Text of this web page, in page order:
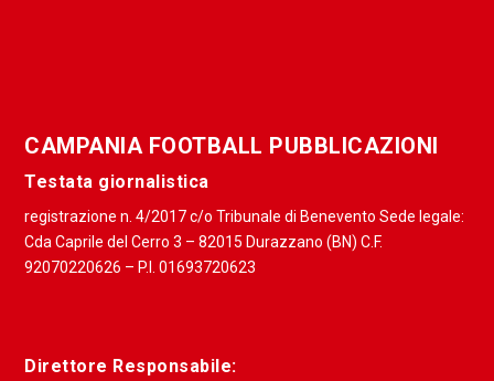
CAMPANIA FOOTBALL PUBBLICAZIONI
Testata giornalistica
registrazione n. 4/2017 c/o Tribunale di Benevento Sede legale:
Cda Caprile del Cerro 3 – 82015 Durazzano (BN) C.F.
92070220626 – P.I. 01693720623
Direttore Responsabile: